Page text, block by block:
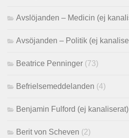
Avslöjanden – Medicin (ej
Avsöjanden – Politik (ej
Beatrice Penninger (73)
Befrielsemeddelanden (4)
Benjamin Fulford (ej kanaliserat)
Berit von Scheven (2)